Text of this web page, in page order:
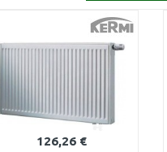
126,26 €